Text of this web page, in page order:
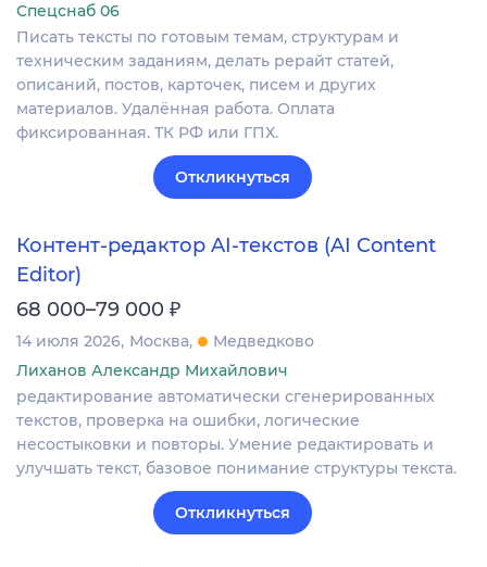
Спецснаб 06
Писать тексты по готовым темам, структурам и
техническим заданиям, делать рерайт статей,
описаний, постов, карточек, писем и других
материалов. Удалённая работа. Оплата
фиксированная. ТК РФ или ГПХ.
Откликнуться
Контент-редактор AI-текстов (AI Content
Editor)
68 000–79 000 ₽
14 июля 2026 Москва
Медведково
Лиханов Александр Михайлович
редактирование автоматически сгенерированных
текстов, проверка на ошибки, логические
несостыковки и повторы. Умение редактировать и
улучшать текст, базовое понимание структуры текста.
Откликнуться